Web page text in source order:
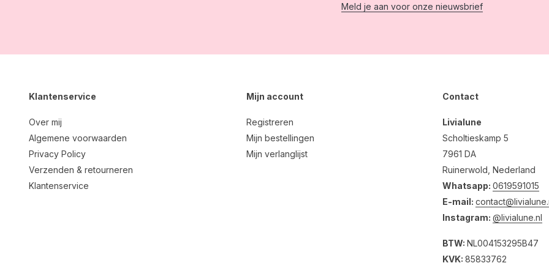
Meld je aan voor onze nieuwsbrief
Klantenservice
Over mij
Algemene voorwaarden
Privacy Policy
Verzenden & retourneren
Klantenservice
Mijn account
Registreren
Mijn bestellingen
Mijn verlanglijst
Contact
Livialune
Scholtieskamp 5
7961 DA
Ruinerwold, Nederland
Whatsapp: 0619591015
E-mail:
Instagram: @livialune.nl
BTW: NL004153295B47
KVK: 85833762